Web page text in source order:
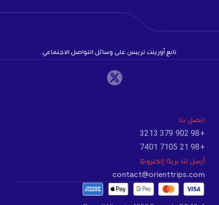
تابع أورينت تريبس على وسائل التواصل الاجتماعي
اتصل بنا
+98 902 379 3213
+98 21 7105 7401
أرسل لنا بريدًا إلكترونيًا
contact@orienttrips.com